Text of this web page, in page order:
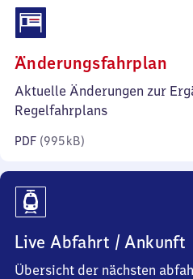
Änderungsfahrplan
Aktuelle Änderungen zur
Regelfahrplans
PDF (995 kB)
Live Abfahrt / Ankunft
Übersicht der nächsten